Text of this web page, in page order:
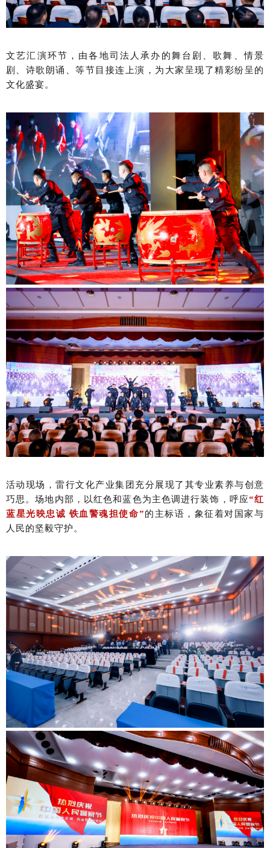
文艺汇演环节，由各地司法人承办的舞台剧、歌舞、情景
剧、诗歌朗诵、等节目接连上演，为大家呈现了精彩纷呈的
文化盛宴。
活动现场，雷行文化产业集团充分展现了其专业素养与创意
巧思。场地内部，以红色和蓝色为主色调进行装饰，呼应“红
蓝星光映忠诚 铁血警魂担使命”的主标语，象征着对国家与
人民的坚毅守护。